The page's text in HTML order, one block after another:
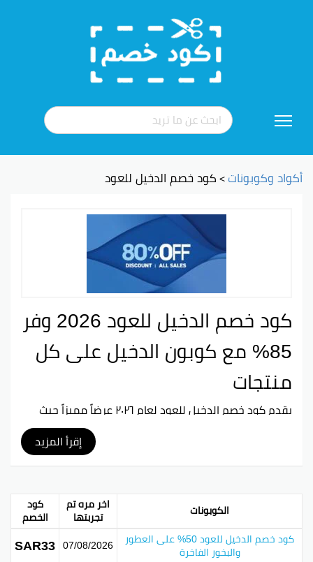
إلى
أكواد وكوبونات>كود خصم الدخيل للعود
إقرأ المزيد
كود خصم الدخيل للعود 2026 وفر
85% مع كوبون الدخيل على كل
منتجات
يقدم كود خصم الدخيل للعود لعام ٢٠٢٦ عرضاً مميزاً حيث
يمكن للمتسوقين الاستفادة من خصم يصل إلى 45% على
جميع المنتجات. يُعتبر كوبون الدخيل فرصة رائعة لعشاق
العود، حيث يتاح لهم الحصول على منتجات عالية الجودة
بأسعار مخفضة. يفتح هذا العرض المجال للتسوق بكفاءة
فيسبوك تويتر جوجل بلس بينتيريست
الكوبونات اخر مره تم
تجربتها
كود
الخصم
كود خصم الدخيل للعود 50% على العطور
والبخور الفاخرة 07/08/2026
SAR33